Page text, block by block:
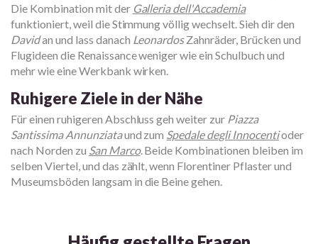
Die Kombination mit der Galleria dell'Accademia
funktioniert, weil die Stimmung völlig wechselt. Sieh dir den
Davidan und lass danach LeonardosZahnräder, Brücken und
Flugideen die Renaissance weniger wie ein Schulbuch und
mehr wie eine Werkbank wirken.
Ruhigere Ziele in der Nähe
Für einen ruhigeren Abschluss geh weiter zur Piazza
Santissima Annunziataund zum Spedale degli Innocentioder
nach Norden zu San Marco. Beide Kombinationen bleiben im
selben Viertel, und das zählt, wenn Florentiner Pflaster und
Museumsböden langsam in die Beine gehen.